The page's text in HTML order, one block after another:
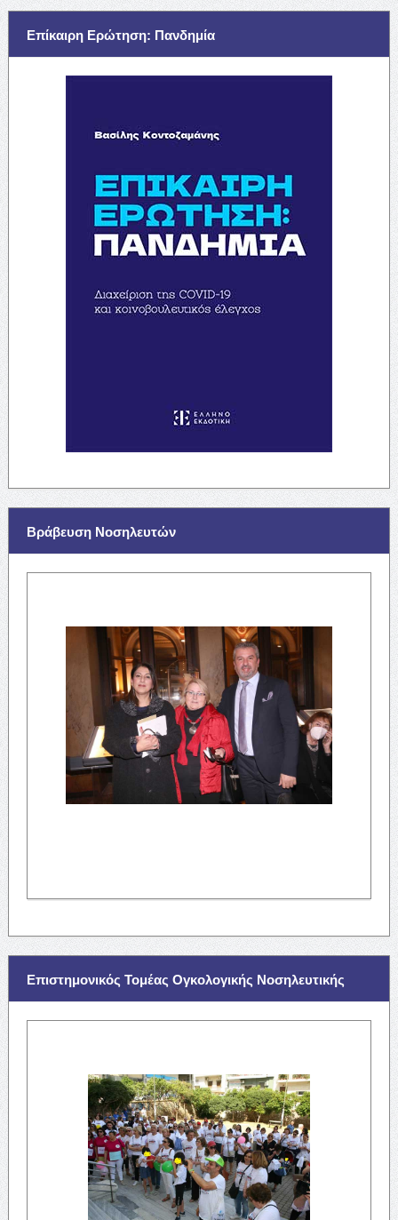
Επίκαιρη Ερώτηση: Πανδημία
Βράβευση Νοσηλευτών
Επιστημονικός Τομέας Ογκολογικής Νοσηλευτικής